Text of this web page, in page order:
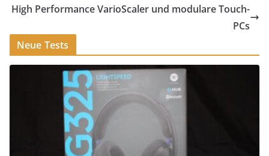
High Performance VarioScaler und modulare Touch-
PCs
Neue Tests